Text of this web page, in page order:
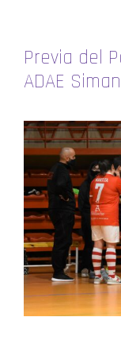
Previa del
ADAE